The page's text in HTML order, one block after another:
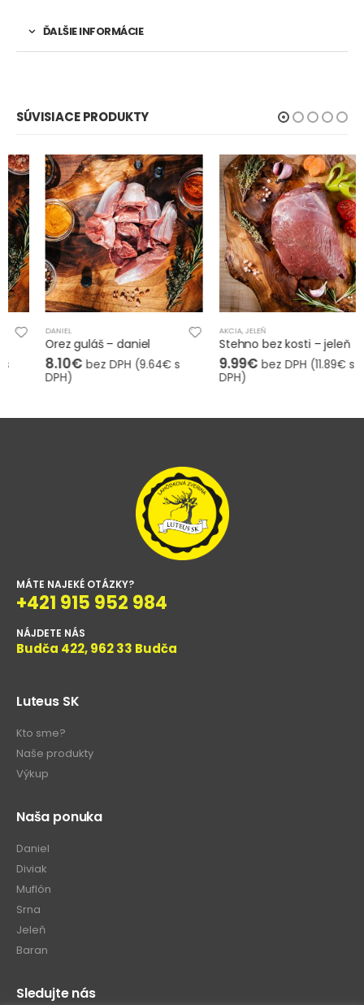
ĎALŠIE INFORMÁCIE
SÚVISIACE PRODUKTY
DANIEL
Orez guláš – daniel
€ bez DPH (9.64 €s
AKCIA JELEŇ
Stehno bez kosti – jeleň
€ bez DPH (11.89 €s
MÁTE NAJEKÉ OTÁZKY?
+421 915 952 984
NÁJDETE NÁS
Budča 422, 962 33 Budča
Luteus SK
Kto sme?
Naše produkty
Výkup
Naša ponuka
Daniel
Diviak
Muflón
Srna
Jeleň
Baran
Sledujte nás